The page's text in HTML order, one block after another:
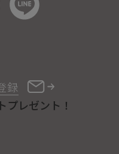
録
プレゼント！